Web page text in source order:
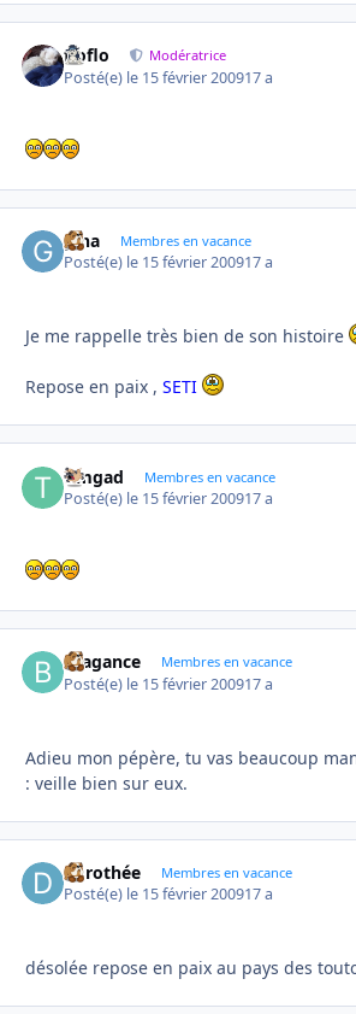
floflo Modératrice
Posté(e) le 15 février 200917 a
gina Membres en vacance
Posté(e) le 15 février 200917 a
Je me rappelle très bien de son histoire
Repose en paix , SETI
timgad Membres en vacance
Posté(e) le 15 février 200917 a
Bragance Membres en vacance
Posté(e) le 15 février 200917 a
Adieu mon pépère, tu vas beaucoup
: veille bien sur eux.
dorothée Membres en vacance
Posté(e) le 15 février 200917 a
désolée repose en paix au pays des